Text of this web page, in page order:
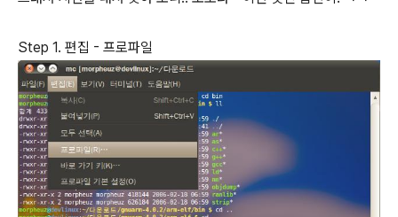
Step 1. 편집 - 프로파일